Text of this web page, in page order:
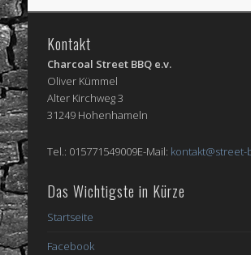
Kontakt
Charcoal Street BBQ e.v.
Oliver Kümmel
Alter Kirchweg 3
31249 Hohenhameln
Tel.: 015771549009E-Mail: kontakt@street-
Das Wichtigste in Kürze
Startseite
Facebook